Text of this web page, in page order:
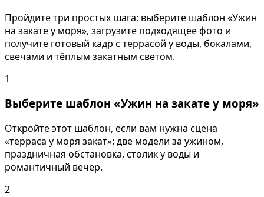
Пройдите три простых шага: выберите шаблон «Ужин
на закате у моря», загрузите подходящее фото и
получите готовый кадр с террасой у воды, бокалами,
свечами и тёплым закатным светом.
1
Выберите шаблон «Ужин на закате у моря»
Откройте этот шаблон, если вам нужна сцена
«терраса у моря закат»: две модели за ужином,
праздничная обстановка, столик у воды и
романтичный вечер.
2